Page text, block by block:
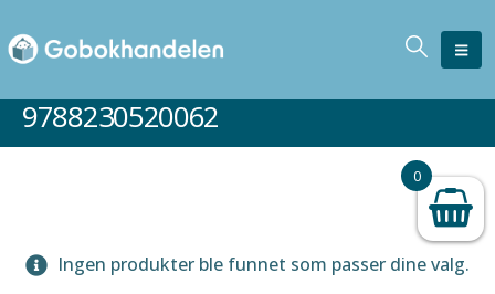
9788230520062
Ingen produkter ble funnet som passer dine valg.
0